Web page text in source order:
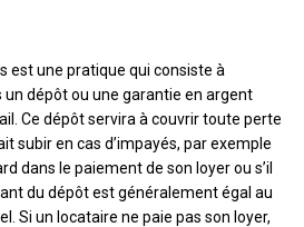
est une pratique qui consiste à
dépôt ou une garantie en argent
Ce dépôt servira à couvrir toute perte
subir en cas d’impayés, par exemple
dans le paiement de son loyer ou s’il
du dépôt est généralement égal au
Si un locataire ne paie pas son loyer,